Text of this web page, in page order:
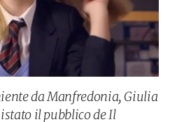
da Manfredonia, Giulia
il pubblico de Il